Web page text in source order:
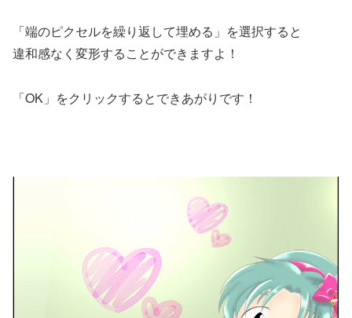
「端のピクセルを繰り返して埋める」を選択すると
違和感なく変形することができますよ！
「OK」をクリックするとできあがりです！